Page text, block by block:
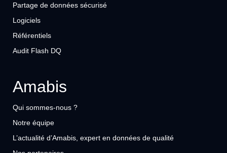
Partage de données sécurisé
Logiciels
Référentiels
Audit Flash DQ
Amabis
Qui sommes-nous ?
Notre équipe
L’actualité d’Amabis, expert en données de qualité